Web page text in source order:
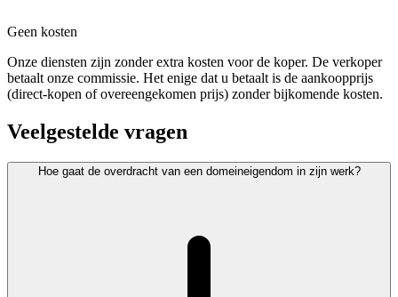
Geen kosten
Onze diensten zijn zonder extra kosten voor de koper. De verkoper
betaalt onze commissie. Het enige dat u betaalt is de aankoopprijs
(direct-kopen of overeengekomen prijs) zonder bijkomende kosten.
Veelgestelde vragen
Hoe gaat de overdracht van een domeineigendom in zijn werk?